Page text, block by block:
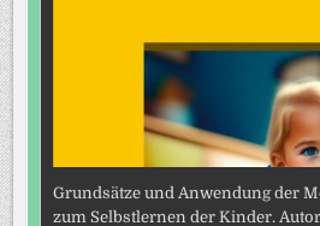
Grundsätze und Anwendung der
zum Selbstlernen der Kinder.